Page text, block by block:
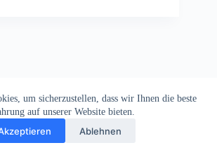
um sicherzustellen, dass wir Ihnen die beste
auf unserer Website bieten.
Ablehnen
Datenschutz